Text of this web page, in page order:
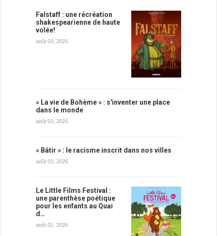
Falstaff : une récréation
shakespearienne de haute
volée!
août 03, 2026
« La vie de Bohème » : s'inventer une place
dans le monde
août 03, 2026
« Bâtir » : le racisme inscrit dans nos villes
août 03, 2026
Le Little Films Festival :
une parenthèse poétique
pour les enfants au Quai
d…
août 01, 2026